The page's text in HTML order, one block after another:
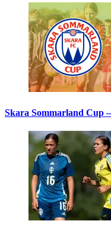
Skara Sommarland Cup